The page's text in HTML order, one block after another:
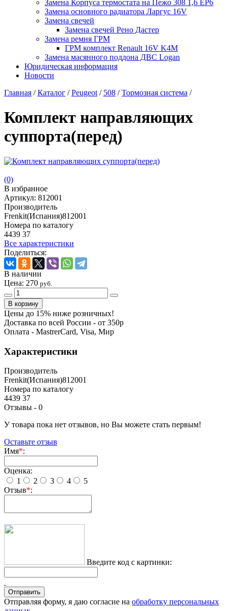
Замена Корпуса термостата на Пежо 308 1,6 EP6
Замена основного радиатора Ларгус 16V
Замена свечей
Замена свечей Рено Дастер
Замена ремня ГРМ
ГРМ комплект Renault 16V K4M
Замена масянного поддона ДВС Logan
Юридическая информация
Новости
Главная / Каталог / Peugeot / 508 / Тормозная система /
Комплект направляющих
суппорта(перед)
(0)
В избранное
Артикул: 812001
Производитель
Frenkit(Испания)812001
Номера по каталогу
4439 37
Все характеристики
Поделиться:
В наличии
Цена: 270 руб.
Цены до 15% ниже розничных!
Доставка по всей России - от 350р
Оплата - MastrerCard, Visa, Мир
Характеристики
Производитель
Frenkit(Испания)812001
Номера по каталогу
4439 37
Отзывы - 0
У товара пока нет отзывов, но Вы можете стать первым!
Оставьте отзыв
Имя*:
Оценка:
1
2 3 4
5
Отзыв*:
Введите код с картинки:
Отправляя форму, я даю согласие на обработку персональных